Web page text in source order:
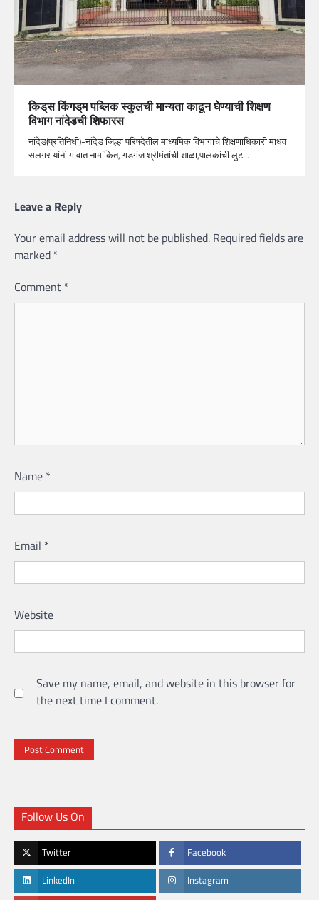
किड्‌स किंगड्‌म पब्लिक स्कुलची मान्यता काढून घेण्याची शिक्षण
विभाग नांदेडची शिफारस
नांदेड(प्रतिनिधी)-नांदेड जिल्हा परिषदेतील माध्यमिक विभागाचे शिक्षणाधिकारी माधव
सलगर यांनी गावात नामांकित, गडगंज श्रीमंतांची शाळा,पालकांची लुट…
Leave a Reply
Your email address will not be published. Required fields are
marked *
Comment *
Name *
Email *
Website
Save my name, email, and website in this browser for
the next time I comment.
Follow Us On
Twitter Facebook
LinkedIn Instagram